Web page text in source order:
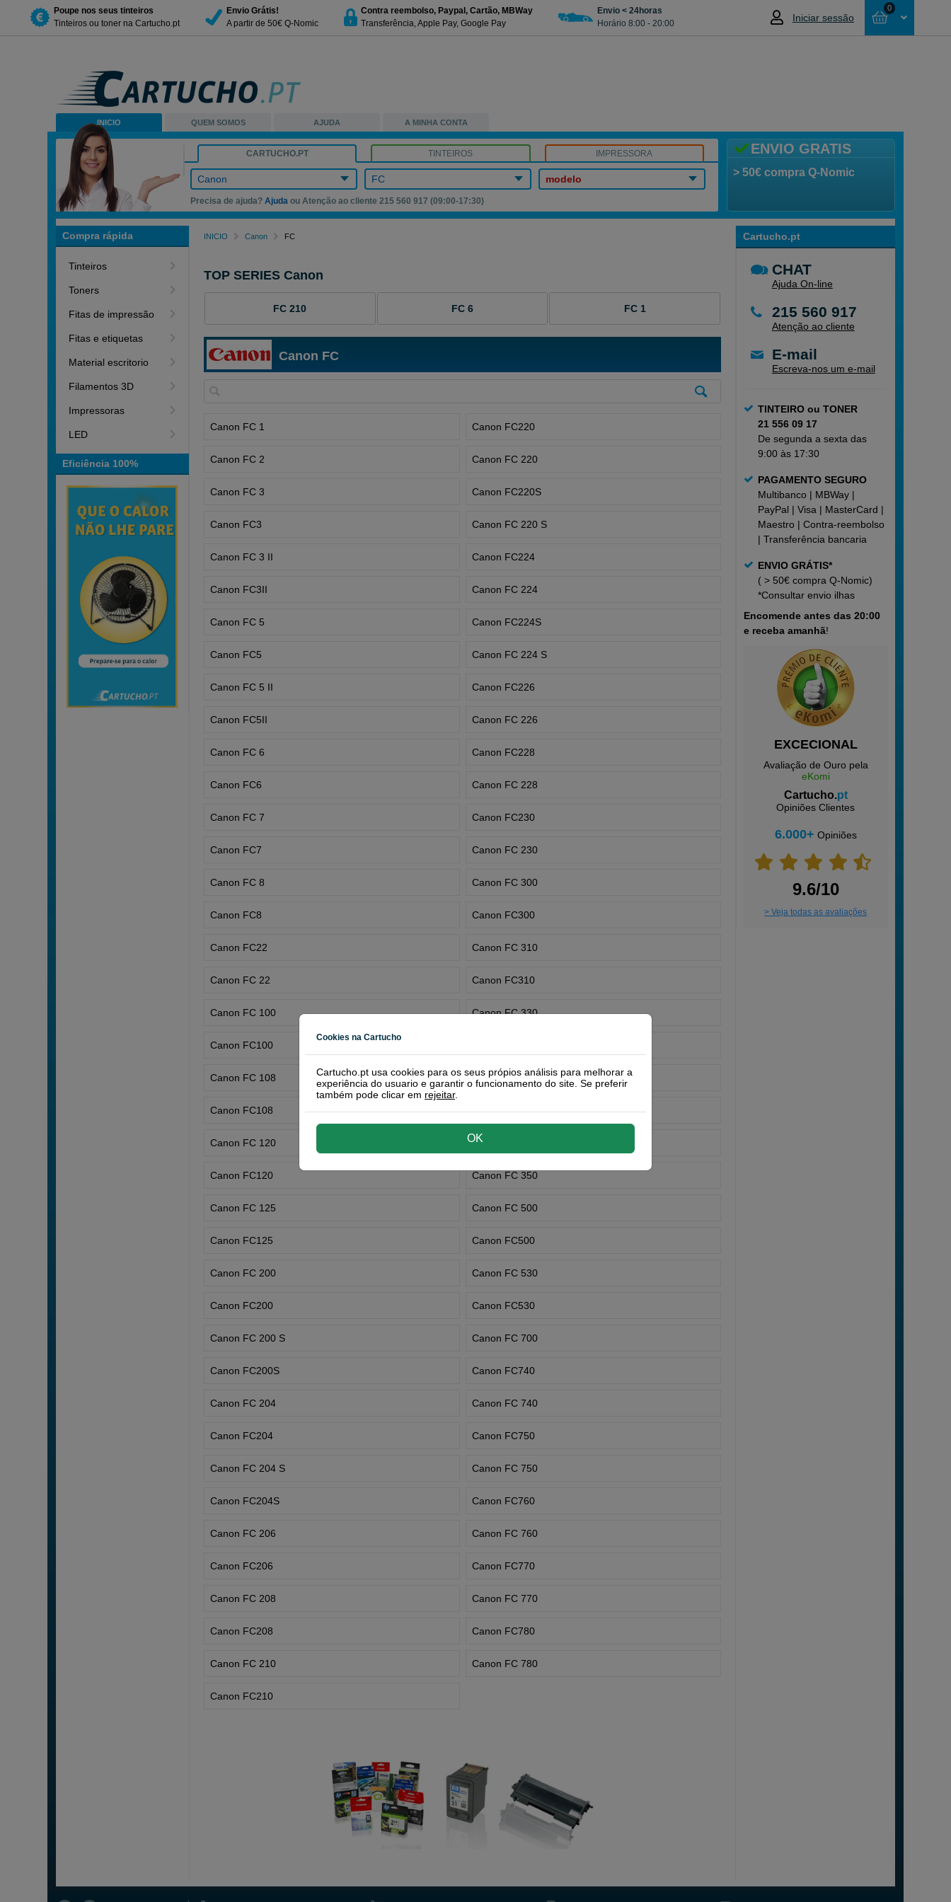
Poupe nos seus tinteiros
Tinteiros ou toner na Cartucho.pt
Envio Grátis!
A partir de 50€ Q-Nomic
Contra reembolso, Paypal, Cartão, MBWay
Transferência, Apple Pay, Google Pay
Envio < 24horas
Horário 8:00 - 20:00
Iniciar sessão
0
INICIO QUEM SOMOS AJUDA A MINHA CONTA
ENVIO GRATIS
> 50€ compra Q-Nomic
CARTUCHO.PT TINTEIROS IMPRESSORA
Canon FC modelo
Precisa de ajuda?Ajuda ou Atenção ao cliente 215 560 917 (09:00-17:30)
Compra rápida
Tinteiros
Toners
Fitas de impressão
Fitas e etiquetas
Material escritorio
Filamentos 3D
Impressoras
LED
Eficiência 100%
Cartucho.pt
CHAT
Ajuda On-line
215 560 917
Atenção ao cliente
E-mail
Escreva-nos um e-mail
TINTEIRO ou TONER
21 556 09 17
De segunda a sexta das
9:00 às 17:30
PAGAMENTO SEGURO
Multibanco | MBWay |
PayPal | Visa | MasterCard |
Maestro | Contra-reembolso
| Transferência bancaria
ENVIO GRÁTIS*
( > 50€ compra Q-Nomic)
*Consultarenvio ilhas
Encomende antes das 20:00
e receba amanhã!
EXCECIONAL
Avaliação de Ouro pela
eKomi
Cartucho.pt
Opiniões Clientes
6.000+ Opiniões
9.6/10
> Veja todas as avaliações
INICIO Canon FC
TOP SERIES Canon
FC 210 FC 6 FC 1
Canon FC
Canon FC 1
Canon FC 2
Canon FC 3
Canon FC3
Canon FC 3 II
Canon FC3II
Canon FC 5
Canon FC5
Canon FC 5 II
Canon FC5II
Canon FC 6
Canon FC6
Canon FC 7
Canon FC7
Canon FC 8
Canon FC8
Canon FC22
Canon FC 22
Canon FC 100
Canon FC100
Canon FC 108
Canon FC108
Canon FC 120
Canon FC120
Canon FC 125
Canon FC125
Canon FC 200
Canon FC200
Canon FC 200 S
Canon FC200S
Canon FC 204
Canon FC204
Canon FC 204 S
Canon FC204S
Canon FC 206
Canon FC206
Canon FC 208
Canon FC208
Canon FC 210
Canon FC210
Canon FC220
Canon FC 220
Canon FC220S
Canon FC 220 S
Canon FC224
Canon FC 224
Canon FC224S
Canon FC 224 S
Canon FC226
Canon FC 226
Canon FC228
Canon FC 228
Canon FC230
Canon FC 230
Canon FC 300
Canon FC300
Canon FC 310
Canon FC310
Canon FC 330
Canon FC 330 L
Canon FC 336
Canon FC336
Canon FC 350
Canon FC 500
Canon FC500
Canon FC 530
Canon FC530
Canon FC 700
Canon FC740
Canon FC 740
Canon FC750
Canon FC 750
Canon FC760
Canon FC 760
Canon FC770
Canon FC 770
Canon FC780
Canon FC 780
Cookies na Cartucho
Cartucho.pt usa cookies para os seus própios análisis para melhorar a
experiência do usuario e garantir o funcionamento do site. Se preferir
também pode clicar em rejeitar.
OK